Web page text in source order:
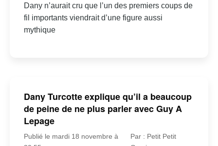
Dany n’aurait cru que l’un des premiers coups de
fil importants viendrait d’une figure aussi
mythique
Dany Turcotte explique qu’il a beaucoup
de peine de ne plus parler avec Guy A
Lepage
Publié le mardi 18 novembre à
Par : Petit Petit